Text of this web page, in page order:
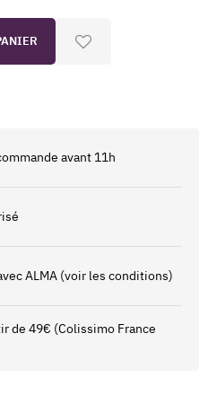
avant 11h
ALMA (voir les conditions)
de 49€ (Colissimo France